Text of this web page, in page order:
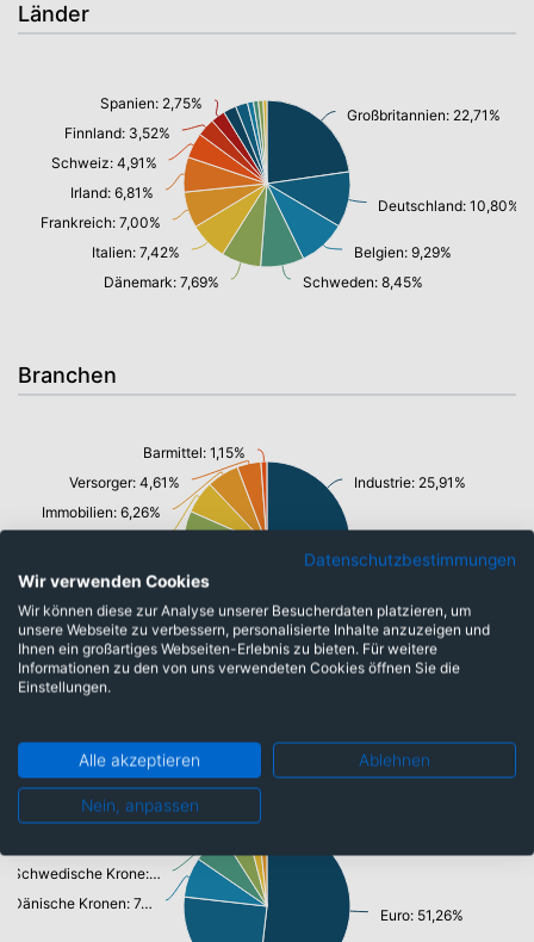
Länder
Großbritannien: 22,71%
Deutschland: 10,80%
Belgien: 9,29%
Schweden: 8,45%
Dänemark: 7,69%
Italien: 7,42%
Frankreich: 7,00%
Irland: 6,81%
Schweiz: 4,91%
Finnland: 3,52%
Spanien: 2,75%
Branchen
Industrie: 25,91%
Finanzen: 21,29%
Konsumgüter: 14,67%
Gesundheitswesen: 8,40%
Immobilien: 6,26%
Versorger: 4,61%
Barmittel: 1,15%
Währungen
Euro: 51,26%
Dänische Kronen: 7,69%
Schwedische Krone: 6,33%
Norwegische Krone: 2,36%
Datenschutzbestimmungen
Wir verwenden Cookies
Wir können diese zur Analyse unserer Besucherdaten platzieren, um
unsere Webseite zu verbessern, personalisierte Inhalte anzuzeigen und
Ihnen ein großartiges Webseiten-Erlebnis zu bieten. Für weitere
Informationen zu den von uns verwendeten Cookies öffnen Sie die
Einstellungen.
Alle akzeptieren Ablehnen
Nein, anpassen